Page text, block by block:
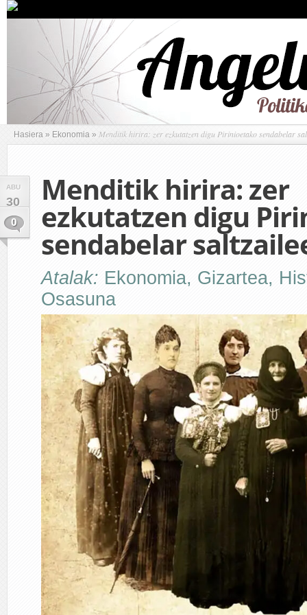
Hasiera » Ekonomia » Menditik hirira: zer ezkutatzen digu Pirinioetako sendabelar
ABU
30
0
Menditik hirira: zer
ezkutatzen digu
sendabelar
Atalak: Ekonomia, Gizartea,
Osasuna